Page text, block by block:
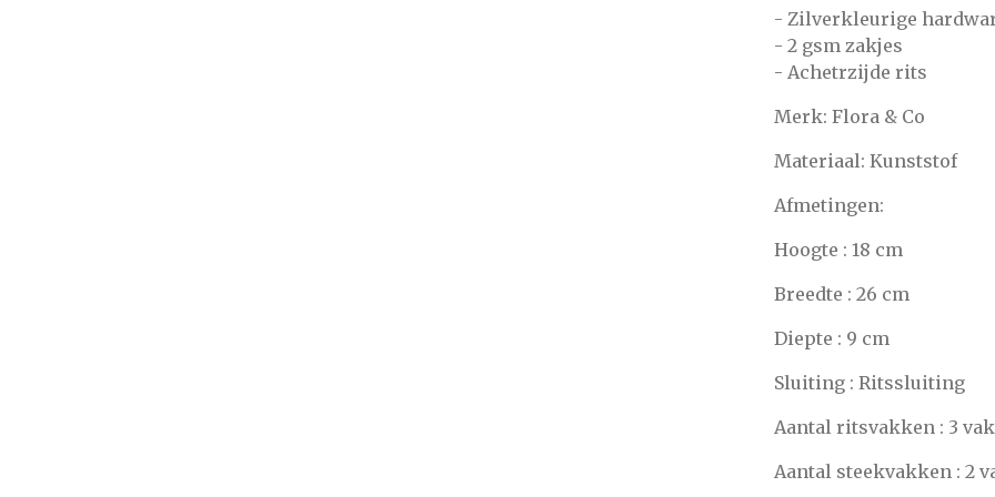
- Zilverkleurige
- 2 gsm zakjes
- Achetrzijde rits
Merk: Flora & Co
Materiaal: Kunststof
Afmetingen:
Hoogte : 18 cm
Breedte : 26 cm
Diepte : 9 cm
Sluiting : Ritssluiting
Aantal ritsvakken : 3
Aantal steekvakken : 2